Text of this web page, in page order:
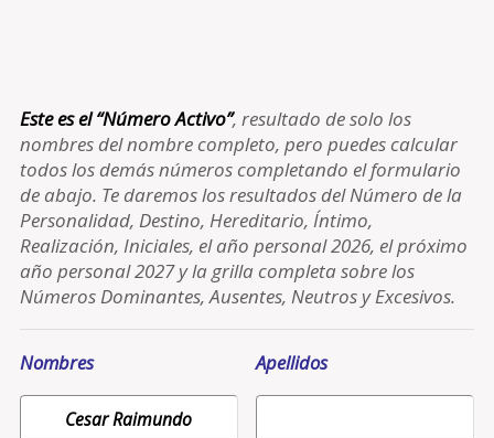
Este es el “Número Activo”, resultado de solo los
nombres del nombre completo, pero puedes calcular
todos los demás números completando el formulario
de abajo. Te daremos los resultados del Número de la
Personalidad, Destino, Hereditario, Íntimo,
Realización, Iniciales, el año personal 2026, el próximo
año personal 2027 y la grilla completa sobre los
Números Dominantes, Ausentes, Neutros y Excesivos.
Nombres Apellidos